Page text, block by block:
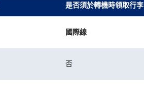
是否須於轉機時領取行李
國際線
否